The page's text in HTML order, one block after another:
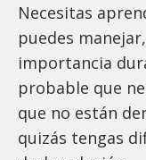
Necesitas
puedes
importancia
probable que
que no están
quizás tengas